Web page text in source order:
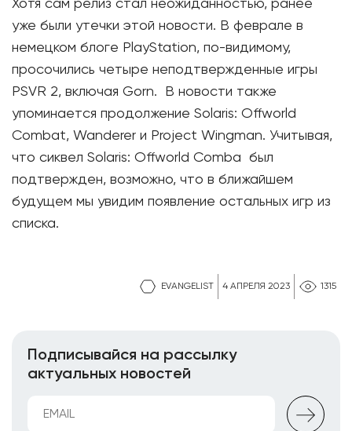
EVANGELIST 4 АПРЕЛЯ 2023 1315
Хотя сам релиз стал неожиданностью, ранее
уже были утечки этой новости. В феврале в
немецком блоге PlayStation, по-видимому,
просочились четыре неподтвержденные игры
PSVR 2, включая Gorn. В новости также
упоминается продолжение Solaris: Offworld
Combat, Wanderer и Project Wingman. Учитывая,
что сиквел Solaris: Offworld Comba был
подтвержден, возможно, что в ближайшем
будущем мы увидим появление остальных игр из
списка.
Подписывайся на рассылку
актуальных новостей